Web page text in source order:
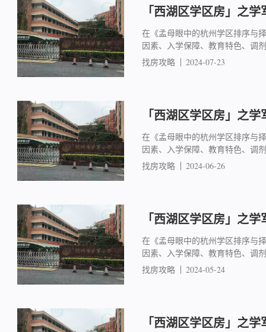
「西湖区学区房」之
在《孟母眼中的杭州学区排序与
因素、入学保障、教育特色、调
找房攻略
2024-07-23
「西湖区学区房」之
在《孟母眼中的杭州学区排序与
因素、入学保障、教育特色、调
找房攻略
2024-06-26
「西湖区学区房」之
在《孟母眼中的杭州学区排序与
因素、入学保障、教育特色、调
找房攻略
2024-05-24
「西湖区学区房」之